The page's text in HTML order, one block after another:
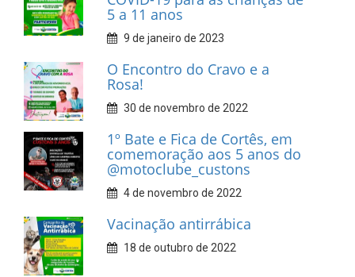
5 a 11 anos
9 de janeiro de 2023
O Encontro do Cravo e a
Rosa!
30 de novembro de 2022
1º Bate e Fica de Cortês, em
comemoração aos 5 anos do
@motoclube_custons
4 de novembro de 2022
Vacinação antirrábica
18 de outubro de 2022